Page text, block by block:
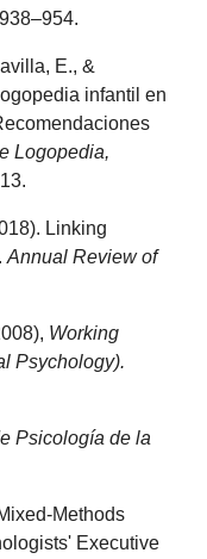
E., &
infantil en
Logopedia,
Linking
Annual Review of
Working
Psychology).
Psicología de la
Methods
Executive